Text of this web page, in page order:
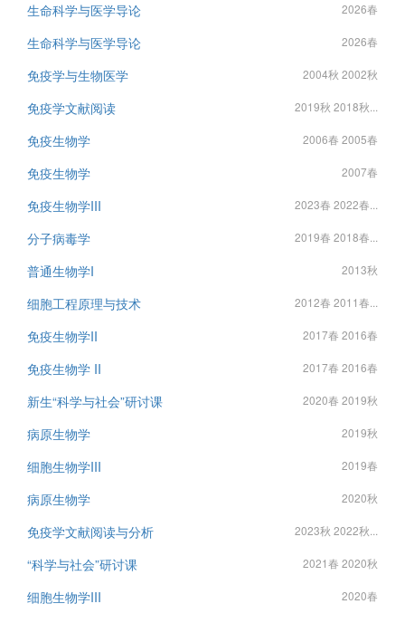
生命科学与医学导论 2026春
生命科学与医学导论 2026春
免疫学与生物医学 2004秋 2002秋
免疫学文献阅读 2019秋 2018秋...
免疫生物学 2006春 2005春
免疫生物学 2007春
免疫生物学III 2023春 2022春...
分子病毒学 2019春 2018春...
普通生物学I 2013秋
细胞工程原理与技术 2012春 2011春...
免疫生物学II 2017春 2016春
免疫生物学 II 2017春 2016春
新生“科学与社会”研讨课 2020春 2019秋
病原生物学 2019秋
细胞生物学III 2019春
病原生物学 2020秋
免疫学文献阅读与分析 2023秋 2022秋...
“科学与社会”研讨课 2021春 2020秋
细胞生物学III 2020春